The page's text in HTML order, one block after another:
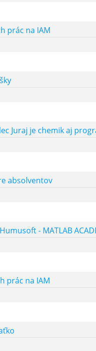
prác na IAM
Juraj je chemik aj
absolventov
- MATLAB
prác na IAM